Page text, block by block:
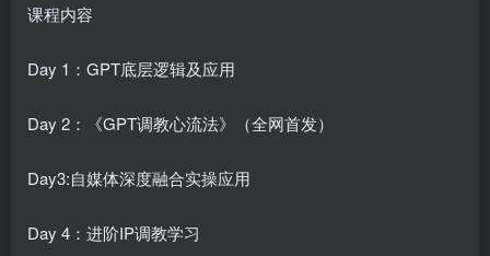
课程内容
Day 1：GPT底层逻辑及应用
Day 2：《GPT调教心流法》（全网首发）
Day3:自媒体深度融合实操应用
Day 4：进阶IP调教学习